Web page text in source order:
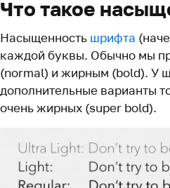
Что такое
Насыщенность шрифта
каждой буквы. Обычно мы
(normal) и жирным (bold). У
дополнительные варианты
очень жирных (super bold).